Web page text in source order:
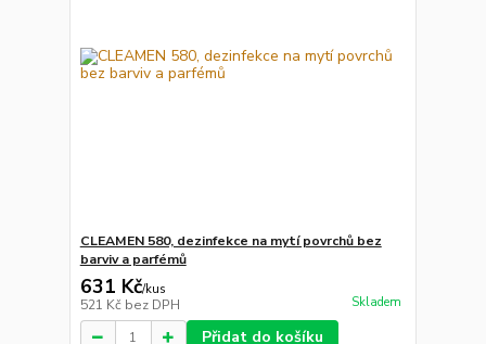
CLEAMEN 580, dezinfekce na mytí povrchů bez
barviv a parfémů
631 Kč/kus
521 Kč bez DPH Skladem
Přidat do košíku